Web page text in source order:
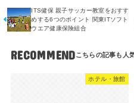
ITS健保 親子サッカー教室をおすす
めする6つのポイント 関東ITソフト
ウエア健康保険組合
RECOMMEND
ホテル・旅館